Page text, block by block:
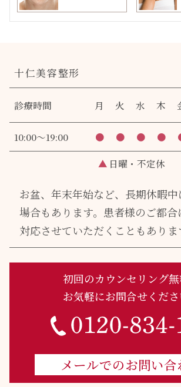
十仁美容整形
診療時間 月 火 水 木
10:00～19:00 ● ● ● ●
▲ 日曜・不定休
お盆、年末年始など、長期休暇
場合もあります。 患者様のご都合
対応させていただくこともありま
初回のカウンセリング無
お気軽にお問合せくださ
メールでのお問い合